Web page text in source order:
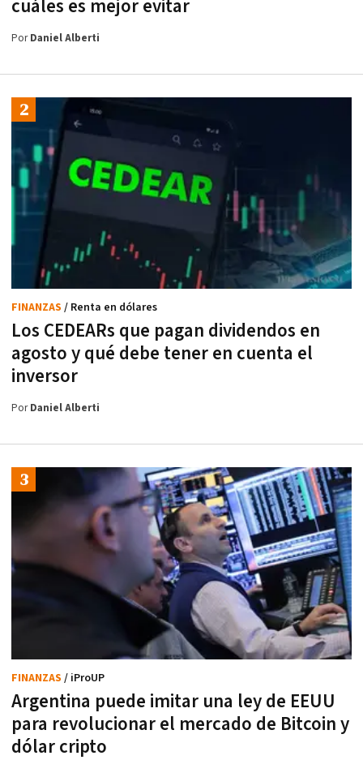
cuáles es mejor evitar
PorDaniel Alberti
Los CEDEARs que pagan dividendos en
agosto y qué debe tener en cuenta el
inversor
FINANZAS / Renta en dólares
PorDaniel Alberti
Argentina puede imitar una ley de EEUU
para revolucionar el mercado de Bitcoin y
dólar cripto
FINANZAS / iProUP